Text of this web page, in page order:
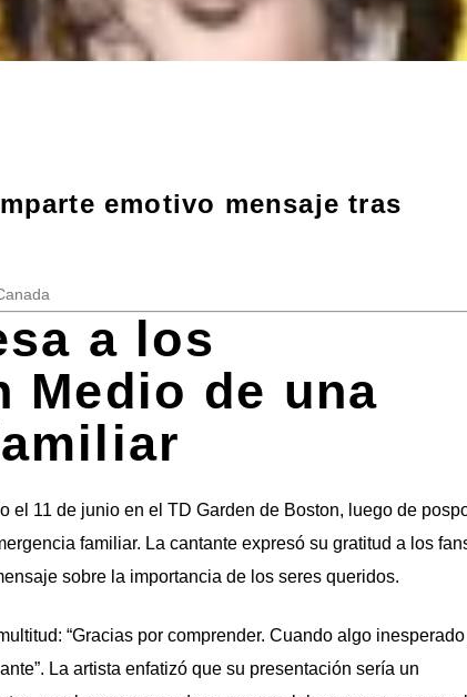
emotivo mensaje tras
a los
Medio de una
el 11 de junio en el TD Garden de Boston, luego de
familiar. La cantante expresó su gratitud a los
sobre la importancia de los seres queridos.
“Gracias por comprender. Cuando algo inesperado
La artista enfatizó que su presentación sería un